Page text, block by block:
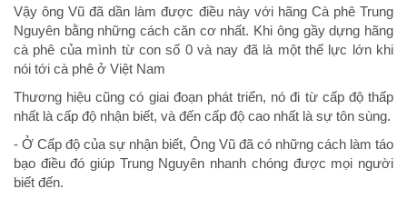
Vậy ông Vũ đã dần làm được điều này với hãng Cà phê Trung
Nguyên bằng những cách căn cơ nhất. Khi ông gầy dựng hãng
cà phê của mình từ con số 0 và nay đã là một thế lực lớn khi
nói tới cà phê ở Việt Nam
Thương hiệu cũng có giai đoạn phát triển, nó đi từ cấp độ thấp
nhất là cấp độ nhận biết, và đến cấp độ cao nhất là sự tôn sùng.
- Ở Cấp độ của sự nhận biết, Ông Vũ đã có những cách làm táo
bạo điều đó giúp Trung Nguyên nhanh chóng được mọi người
biết đến.